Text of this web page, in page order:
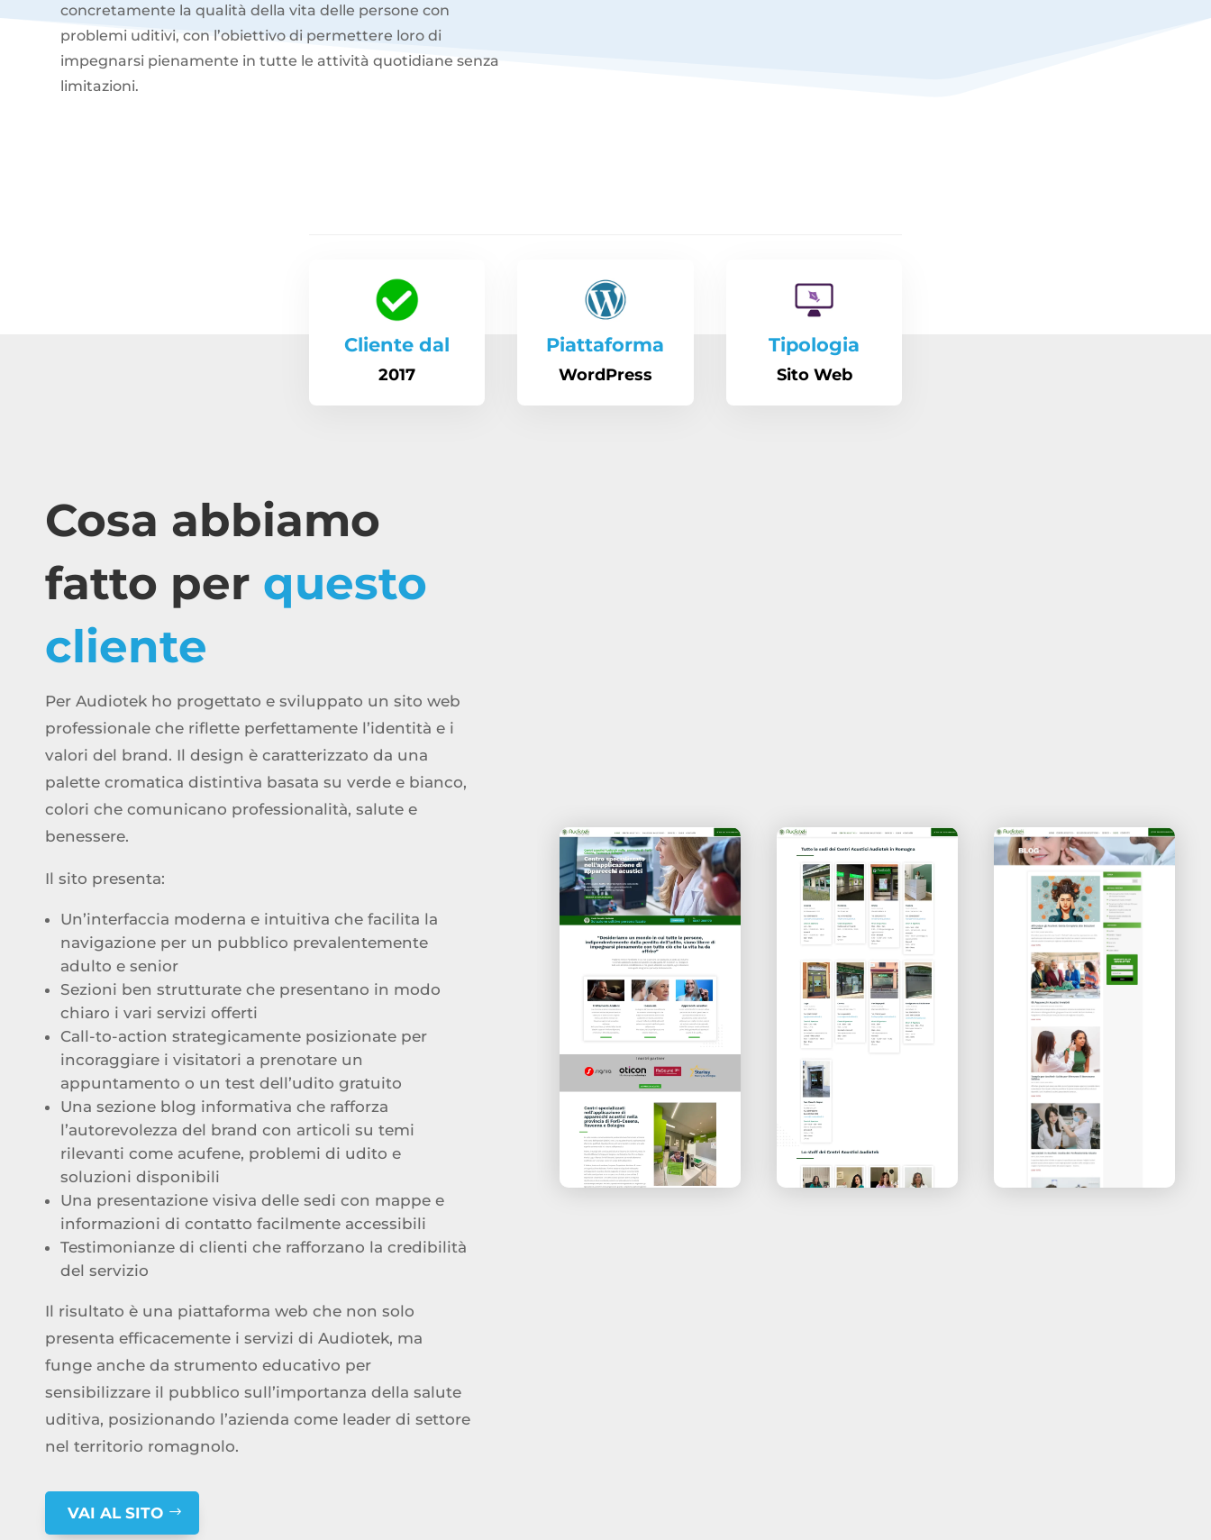
concretamente la qualità della vita delle persone con
problemi uditivi, con l’obiettivo di permettere loro di
impegnarsi pienamente in tutte le attività quotidiane senza
limitazioni.
Cliente dal
2017
Piattaforma
WordPress
Tipologia
Sito Web
Cosa abbiamo
fatto per questo
cliente
Per Audiotek ho progettato e sviluppato un sito web
professionale che riflette perfettamente l’identità e i
valori del brand. Il design è caratterizzato da una
palette cromatica distintiva basata su verde e bianco,
colori che comunicano professionalità, salute e
benessere.
Il sito presenta:
Un’interfaccia moderna e intuitiva che facilita la
navigazione per un pubblico prevalentemente
adulto e senior
Sezioni ben strutturate che presentano in modo
chiaro i vari servizi offerti
Call-to-action strategicamente posizionate per
incoraggiare i visitatori a prenotare un
appuntamento o un test dell’udito gratuito
Una sezione blog informativa che rafforza
l’autorevolezza del brand con articoli su temi
rilevanti come acufene, problemi di udito e
soluzioni disponibili
Una presentazione visiva delle sedi con mappe e
informazioni di contatto facilmente accessibili
Testimonianze di clienti che rafforzano la credibilità
del servizio
Il risultato è una piattaforma web che non solo
presenta efficacemente i servizi di Audiotek, ma
funge anche da strumento educativo per
sensibilizzare il pubblico sull’importanza della salute
uditiva, posizionando l’azienda come leader di settore
nel territorio romagnolo.
VAI AL SITO